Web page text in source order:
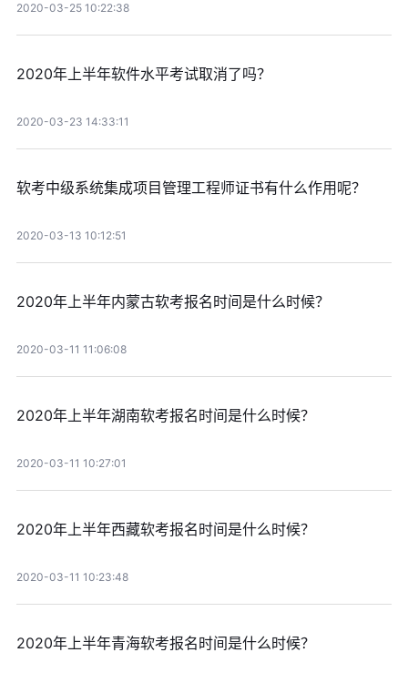
2020-03-25 10:22:38
2020年上半年软件水平考试取消了吗？
2020-03-23 14:33:11
软考中级系统集成项目管理工程师证书有什么作用呢？
2020-03-13 10:12:51
2020年上半年内蒙古软考报名时间是什么时候？
2020-03-11 11:06:08
2020年上半年湖南软考报名时间是什么时候？
2020-03-11 10:27:01
2020年上半年西藏软考报名时间是什么时候？
2020-03-11 10:23:48
2020年上半年青海软考报名时间是什么时候？